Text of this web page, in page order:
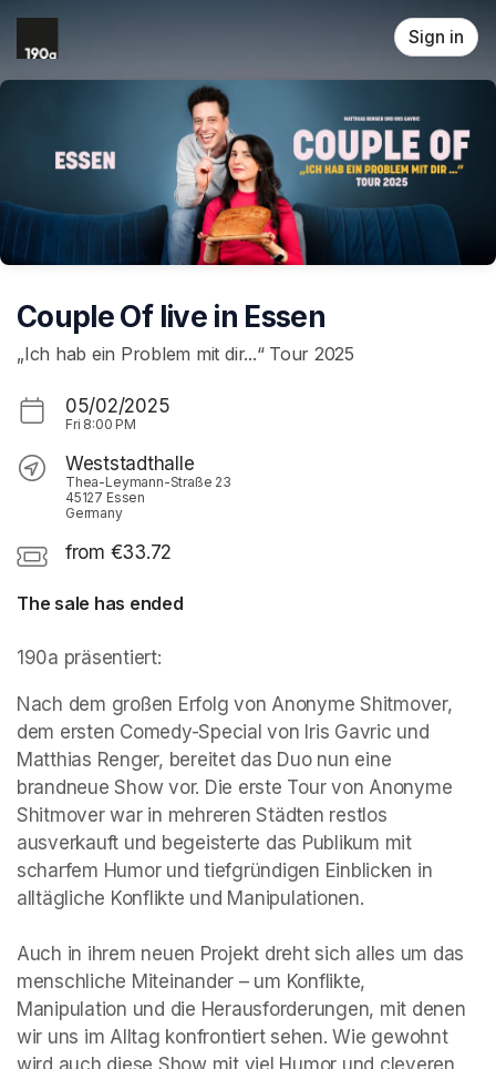
Skip header
Sign in
Couple Of live in Essen
„Ich hab ein Problem mit dir...“ Tour 2025
05/02/2025
Fri 8:00 PM
Weststadthalle
Thea-Leymann-Straße 23
45127 Essen
Germany
from €33.72
The sale has ended
190a präsentiert:
Nach dem großen Erfolg von Anonyme Shitmover,
dem ersten Comedy-Special von Iris Gavric und
Matthias Renger, bereitet das Duo nun eine
brandneue Show vor. Die erste Tour von Anonyme
Shitmover war in mehreren Städten restlos
ausverkauft und begeisterte das Publikum mit
scharfem Humor und tiefgründigen Einblicken in
alltägliche Konflikte und Manipulationen.
Auch in ihrem neuen Projekt dreht sich alles um das
menschliche Miteinander – um Konflikte,
Manipulation und die Herausforderungen, mit denen
wir uns im Alltag konfrontiert sehen. Wie gewohnt